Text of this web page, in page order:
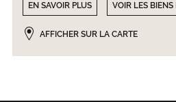
EN SAVOIR PLUS VOIR LES
AFFICHER SUR LA CARTE